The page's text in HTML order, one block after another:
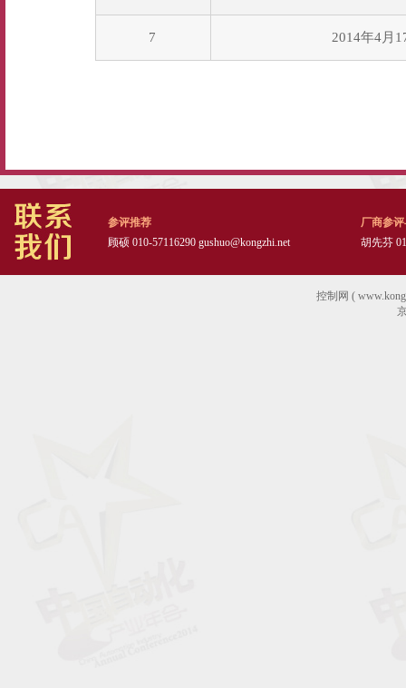
7 2014年4月
参评推荐
顾硕 010-57116290 gushuo@kongzhi.net
厂商参
胡先芬
控制网 (